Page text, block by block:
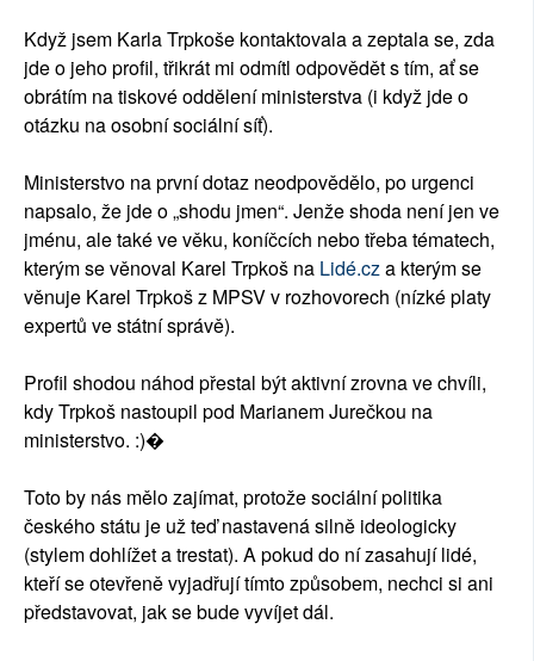
Když jsem Karla Trpkoše kontaktovala a zeptala se, zda
jde o jeho profil, třikrát mi odmítl odpovědět s tím, ať se
obrátím na tiskové oddělení ministerstva (i když jde o
otázku na osobní sociální síť).
Ministerstvo na první dotaz neodpovědělo, po urgenci
napsalo, že jde o „shodu jmen“. Jenže shoda není jen ve
jménu, ale také ve věku, koníčcích nebo třeba tématech,
kterým se věnoval Karel Trpkoš na Lidé.cza kterým se
věnuje Karel Trpkoš z MPSV v rozhovorech (nízké platy
expertů ve státní správě).
Profil shodou náhod přestal být aktivní zrovna ve chvíli,
kdy Trpkoš nastoupil pod Marianem Jurečkou na
ministerstvo. :)�
Toto by nás mělo zajímat, protože sociální politika
českého státu je už teď nastavená silně ideologicky
(stylem dohlížet a trestat). A pokud do ní zasahují lidé,
kteří se otevřeně vyjadřují tímto způsobem, nechci si ani
představovat, jak se bude vyvíjet dál.